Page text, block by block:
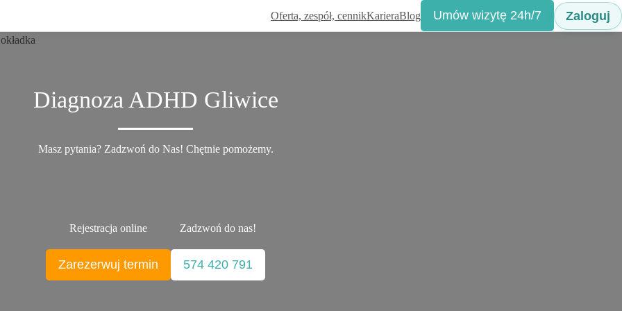
Oferta, zespół, cennikKarieraBlog Umów wizytę 24h/7 Zaloguj
Diagnoza ADHD Gliwice
Masz pytania? Zadzwoń do Nas! Chętnie pomożemy.
Rejestracja online
Zarezerwuj termin
Zadzwoń do nas!
574 420 791